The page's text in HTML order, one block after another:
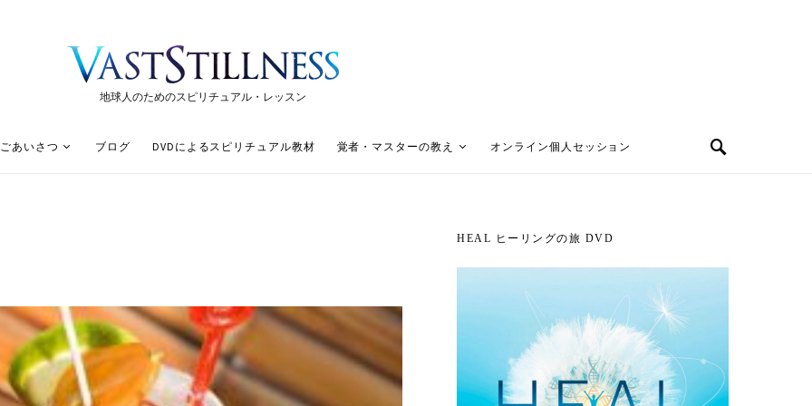
地球人のためのスピリチュアル・レッスン
ごあいさつ ブログ DVDによるスピリチュアル教材 覚者・マスターの教え オンライン個人セッション
HEAL ヒーリングの旅 DVD